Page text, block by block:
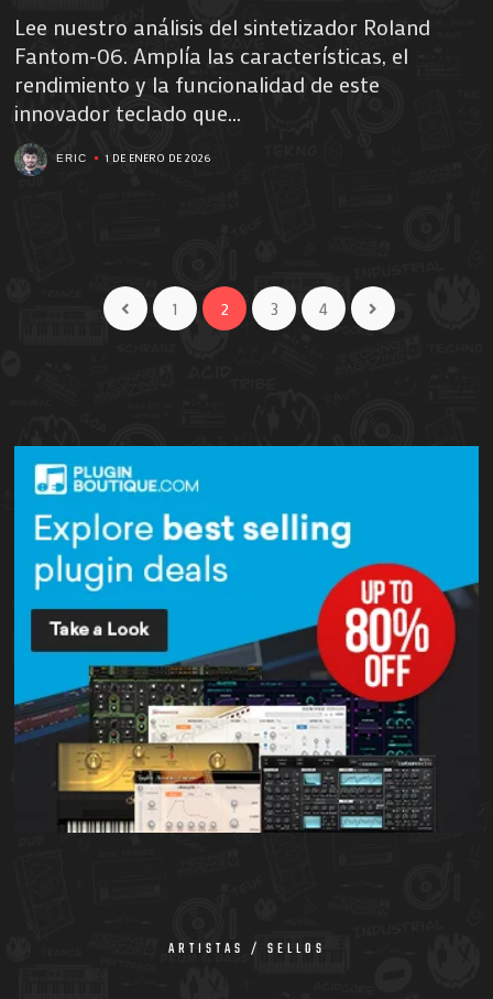
Lee nuestro análisis del sintetizador Roland
Fantom-06. Amplía las características, el
rendimiento y la funcionalidad de este
innovador teclado que...
ERIC 1 DE ENERO DE 2026
1 2 3 4
ARTISTAS / SELLOS